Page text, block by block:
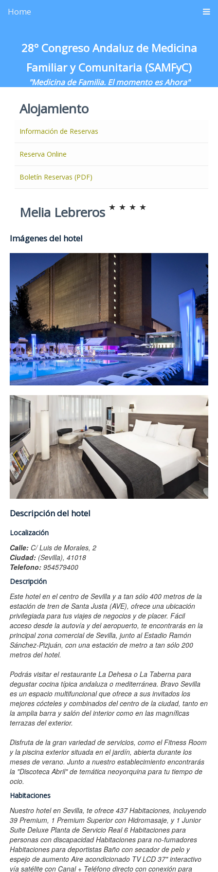
Home
28º Congreso Andaluz de Medicina
Familiar y Comunitaria (SAMFyC)
"Medicina de Familia. El momento es Ahora"
Alojamiento
Información de Reservas
Reserva Online
Boletín Reservas (PDF)
Melia Lebreros
Imágenes del hotel
Descripción del hotel
Localización
Calle: C/ Luis de Morales, 2
Ciudad: (Sevilla), 41018
Telefono: 954579400
Descripción
Este hotel en el centro de Sevilla y a tan sólo 400 metros de la
estación de tren de Santa Justa (AVE), ofrece una ubicación
privilegiada para tus viajes de negocios y de placer. Fácil
acceso desde la autovía y del aeropuerto, te encontrarás en la
principal zona comercial de Sevilla, junto al Estadio Ramón
Sánchez-Pizjuán, con una estación de metro a tan sólo 200
metros del hotel.
Podrás visitar el restaurante La Dehesa o La Taberna para
degustar cocina típica andaluza o mediterránea. Bravo Sevilla
es un espacio multifuncional que ofrece a sus invitados los
mejores cócteles y combinados del centro de la ciudad, tanto en
la amplia barra y salón del interior como en las magníficas
terrazas del exterior.
Disfruta de la gran variedad de servicios, como el Fitness Room
y la piscina exterior situada en el jardín, abierta durante los
meses de verano. Junto a nuestro establecimiento encontrarás
la "Discoteca Abril" de temática neoyorquina para tu tiempo de
ocio.
Habitaciones
Nuestro hotel en Sevilla, te ofrece 437 Habitaciones, incluyendo
39 Premium, 1 Premium Superior con Hidromasaje, y 1 Junior
Suite Deluxe Planta de Servicio Real 6 Habitaciones para
personas con discapacidad Habitaciones para no-fumadores
Habitaciones para deportistas Baño con secador de pelo y
espejo de aumento Aire acondicionado TV LCD 37" interactivo
vía satélite con Canal + Teléfono directo con conexión para